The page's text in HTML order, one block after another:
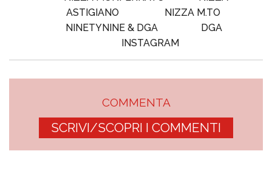
ASTIGIANO
NIZZA M.TO
NINETYNINE & DGA
DGA
INSTAGRAM
COMMENTA
SCRIVI/SCOPRI I COMMENTI